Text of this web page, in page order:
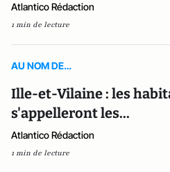
Atlantico Rédaction
1 min de lecture
AU NOM DE…
Ille-et-Vilaine : les
s'appelleront les...
Atlantico Rédaction
1 min de lecture